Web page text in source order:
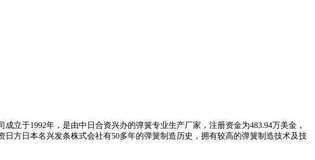
立于1992年，是由中日合资兴办的弹簧专业生产厂家，注册资金为483.94万美金，
方日本名兴发条株式会社有50多年的弹簧制造历史，拥有较高的弹簧制造技术及技